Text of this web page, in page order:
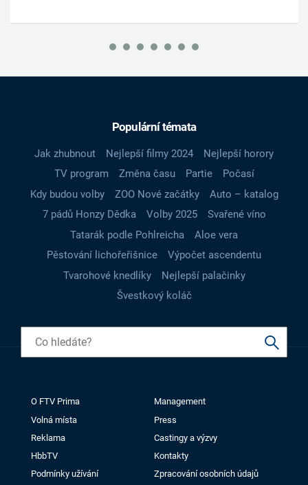
Populární témata
Jak zhubnout Nejlepší filmy 2024
Nejlepší horory
TV program
Změna času Partie
Počasí
Kdy budou volby
ZOO Nové začátky
Auto – katalog
7 pádů Honzy Dědka
Volby 2025
Svařené víno
Tatarák podle Pohlreicha
Aloe vera
Pěstování lichořeřišnice
Výpočet ascendentu
Tvarohové knedlíky
Nejlepší palačinky
Švestkový koláč
O FTV Prima
Management
Volná místa
Press
Reklama
Castingy a výzvy
HbbTV
Kontakty
Podmínky užívání
Zpracování osobních údajů